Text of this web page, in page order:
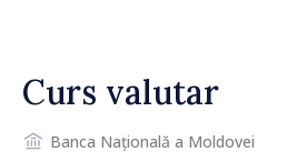
Curs valutar
Banca Națională a Moldovei